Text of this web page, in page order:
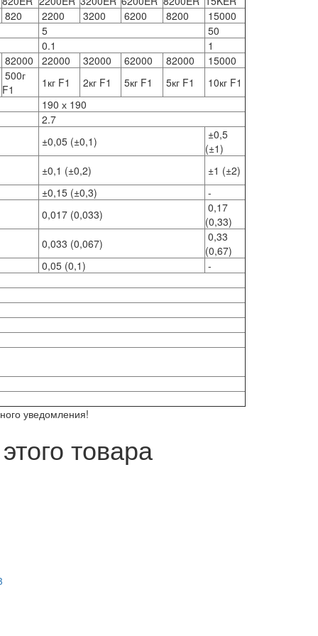
820 2200 3200 6200 8200
15000
5
50
0.1
1
82000 22000 32000 62000 82000
15000
500г
F1
1кг F1 2кг F1 5кг F1 5кг F1
10кг F1
190 х 190
2.7
±0,05 (±0,1)
±0,5
(±1)
±0,1 (±0,2)
±1 (±2)
±0,15 (±0,3) -
0,017 (0,033)
0,17
(0,33)
0,033 (0,067)
0,33
(0,67)
0,05 (0,1)
-
уведомления!
товара